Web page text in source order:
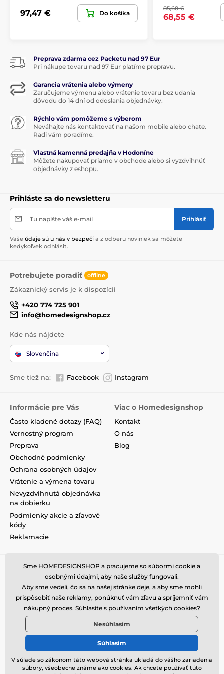
Vánoční dekorace a doplňky Villeroy & Boch
97,47 € Do košíka
85,68 €
68,55 €
Preprava zdarma cez Packetu nad 97 Eur
Pri nákupe tovaru nad 97 Eur platíme prepravu.
Garancia vrátenia alebo výmeny
Zaručujeme výmenu alebo vrátenie tovaru bez udania
dôvodu do 14 dní od odoslania objednávky.
Rýchlo vám pomôžeme s výberom
Neváhajte nás kontaktovať na našom mobile alebo chate.
Radi vám poradíme.
Vlastná kamenná predajňa v Hodoníne
Môžete nakupovať priamo v obchode alebo si vyzdvihnúť
objednávky z eshopu.
Prihláste sa do newsletteru
Tu napíšte váš e-mail Prihlásiť
Vaše údaje sú u nás v bezpečí a z odberu noviniek sa môžete
kedykoľvek odhlásiť.
Potrebujete poradiť offline
Zákaznický servis je k dispozícii
+420 774 725 901
info@homedesignshop.cz
Kde nás nájdete
Slovenčina
Sme tiež na: Facebook Instagram
Informácie pre Vás
Často kladené dotazy (FAQ)
Vernostný program
Preprava
Obchodné podmienky
Ochrana osobných údajov
Vrátenie a výmena tovaru
Nevyzdvihnutá objednávka
na dobierku
Podmienky akcie a zľavové
kódy
Reklamacie
Viac o Homedesignshop
Kontakt
O nás
Blog
© 2026 www.homedesignshop.sk ⦁ E-shop vytvorilaSIMPLIA.cz
Sme HOMEDESIGNSHOP a pracujeme so súbormi cookie a
osobnými údajmi, aby naše služby fungovali.
Aby sme vedeli, čo sa na našej stránke deje, a aby sme mohli
prispôsobiť naše reklamy, ponúknuť vám zľavu a spríjemniť vám
nákupný proces. Súhlasíte s používaním všetkých cookies?
Nesúhlasím
Súhlasím
V súlade so zákonom táto webová stránka ukladá do vášho zariadenia
súbory, všeobecne známe ako cookies. Ak chcete používať túto